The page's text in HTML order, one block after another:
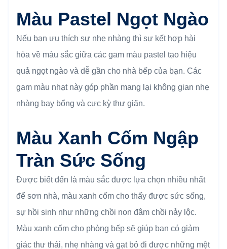
Màu Pastel Ngọt Ngào
Nếu bạn ưu thích sự nhẹ nhàng thì sự kết hợp hài
hòa về màu sắc giữa các gam màu pastel tạo hiệu
quả ngọt ngào và dễ gần cho nhà bếp của bạn. Các
gam màu nhạt này góp phần mang lại không gian nhẹ
nhàng bay bổng và cực kỳ thư giãn.
Màu Xanh Cốm Ngập
Tràn Sức Sống
Được biết đến là màu sắc được lựa chọn nhiều nhất
để sơn nhà, màu xanh cốm cho thấy được sức sống,
sự hồi sinh như những chồi non đâm chồi nảy lộc.
Màu xanh cốm cho phòng bếp sẽ giúp bạn có giảm
giác thư thái, nhẹ nhàng và gạt bỏ đi được những mệt